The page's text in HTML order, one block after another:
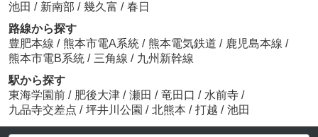
池田 / 新南部 / 幾久富 / 春日
路線から探す
豊肥本線 / 熊本市電A系統 / 熊本電気鉄道 / 鹿児島本線 /
熊本市電B系統 / 三角線 / 九州新幹線
駅から探す
東海学園前 / 肥後大津 / 瀬田 / 竜田口 / 水前寺 /
九品寺交差点 / 坪井川公園 / 北熊本 / 打越 / 池田